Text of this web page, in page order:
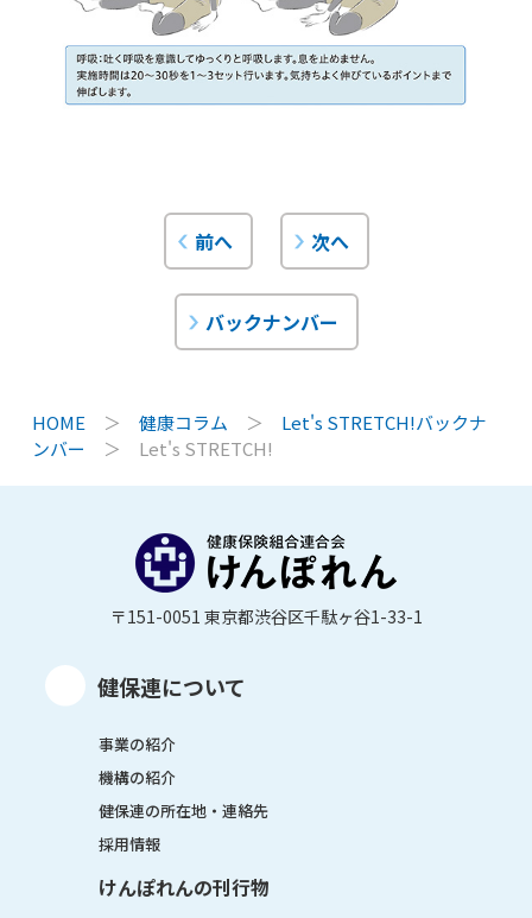
前へ 次へ
バックナンバー
HOME＞ 健康コラム ＞ Let's STRETCH!バックナ
ンバー ＞ Let's STRETCH!
〒151-0051 東京都渋谷区千駄ヶ谷1-33-1
健保連について
事業の紹介
機構の紹介
健保連の所在地・連絡先
採用情報
けんぽれんの刊行物